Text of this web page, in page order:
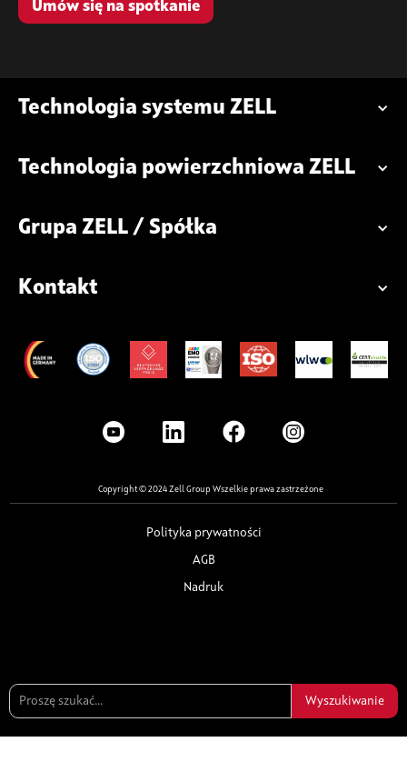
Umów się na spotkanie
Technologia systemu ZELL
Technologia powierzchniowa ZELL
Grupa ZELL / Spółka
Kontakt
Copyright © 2024 Zell Group Wszelkie prawa zastrzeżone
Polityka prywatności
AGB
Nadruk